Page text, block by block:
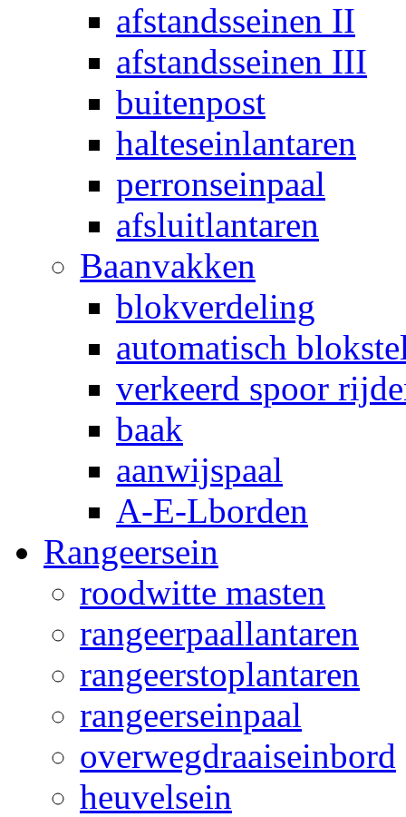
afstandsseinen II
afstandsseinen III
buitenpost
halteseinlantaren
perronseinpaal
afsluitlantaren
Baanvakken
blokverdeling
automatisch
verkeerd spoor
baak
aanwijspaal
A-E-Lborden
Rangeersein
roodwitte masten
rangeerpaallantaren
rangeerstoplantaren
rangeerseinpaal
overwegdraaiseinbord
heuvelsein